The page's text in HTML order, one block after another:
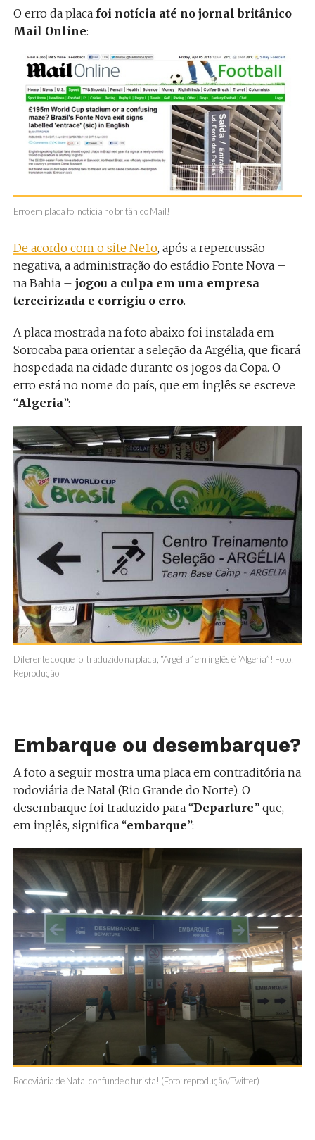
O erro da placa foi notícia até no jornal britânico
Mail Online:
Erro em placa foi notícia no britânico Mail!
De acordo com o site Ne1o, após a repercussão
negativa, a administração do estádio Fonte Nova –
na Bahia – jogou a culpa em uma empresa
terceirizada e corrigiu o erro.
A placa mostrada na foto abaixo foi instalada em
Sorocaba para orientar a seleção da Argélia, que ficará
hospedada na cidade durante os jogos da Copa. O
erro está no nome do país, que em inglês se escreve
“Algeria”:
Diferente co que foi traduzido na placa, “Argélia” em inglês é “Algeria”! Foto:
Reprodução
Embarque ou desembarque?
A foto a seguir mostra uma placa em contraditória na
rodoviária de Natal (Rio Grande do Norte). O
desembarque foi traduzido para “Departure” que,
em inglês, significa “embarque”:
Rodoviária de Natal confunde o turista! (Foto: reprodução/Twitter)